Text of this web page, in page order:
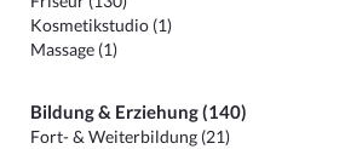
Kosmetikstudio (1)
Massage (1)
Bildung & Erziehung (140)
Fort- & Weiterbildung (21)